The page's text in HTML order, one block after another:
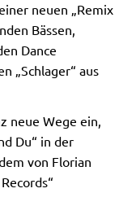
neuen „Remix
Bässen,
Dance
„Schlager“ aus
neue Wege ein,
Du“ in der
von Florian